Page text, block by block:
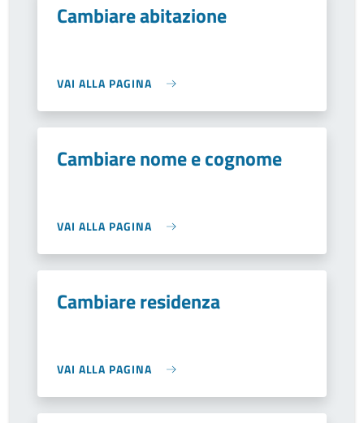
Cambiare abitazione
VAI ALLA PAGINA
Cambiare nome e cognome
VAI ALLA PAGINA
Cambiare residenza
VAI ALLA PAGINA